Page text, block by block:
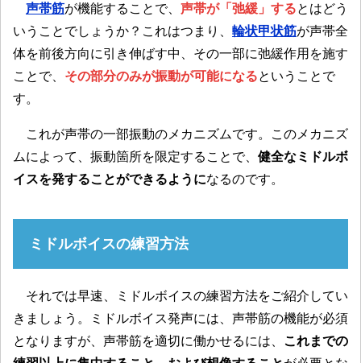
声帯筋が機能することで、 声帯が「弛緩」するとはどう
いうことでしょうか？これはつまり、 輪状甲状筋が声帯全
体を前後方向に引き伸ばす中、その一部に弛緩作用を施す
ことで、 その部分のみが振動が可能になるということで
す。
これが声帯の一部振動のメカニズムです。このメカニズ
ムによって、振動箇所を限定することで、 健全なミドルボ
イスを発することができるようになるのです。
ミドルボイスの練習方法
それでは早速、ミドルボイスの練習方法をご紹介してい
きましょう。ミドルボイス発声には、声帯筋の機能が必須
となりますが、声帯筋を適切に働かせるには、 これまでの